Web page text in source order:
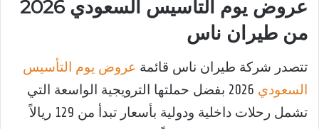
عروض يوم التأسيس السعودي 2026
من طيران ناس
تتصدر شركة طيران ناس قائمة عروض يوم التأسيس
السعودي
2026 بفضل حملتها الترويجية الواسعة التي
تشمل رحلات داخلية ودولية بأسعار تبدأ من 129 ريالاً